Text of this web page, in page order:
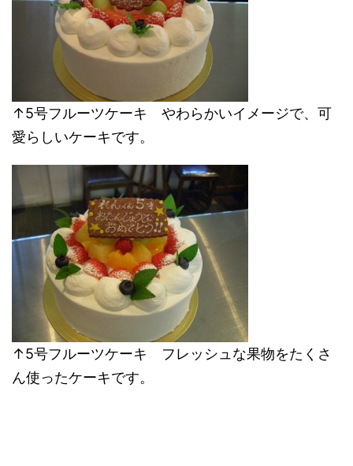
↑5号フルーツケーキ やわらかいイメージで、可
愛らしいケーキです。
↑5号フルーツケーキ フレッシュな果物をたくさ
ん使ったケーキです。